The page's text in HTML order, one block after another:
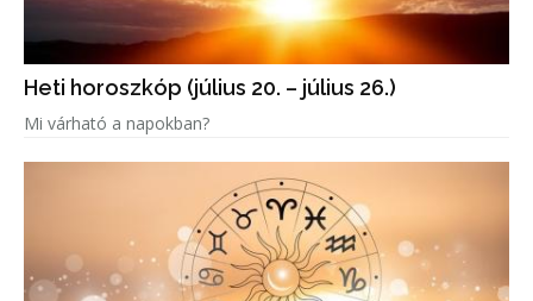
Heti horoszkóp (július 20. – július 26.)
Mi várható a napokban?